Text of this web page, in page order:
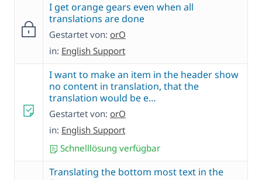
I get orange gears even when all
translations are done
Gestartet von: orO
in: English Support
I want to make an item in the header show
no content in translation, that the
translation would be e…
Gestartet von: orO
in: English Support
Schnelllösung verfügbar
Translating the bottom most text in the